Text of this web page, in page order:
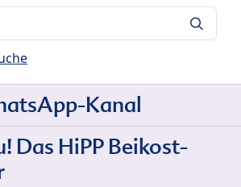
Kanal
Das HiPP Beikost-